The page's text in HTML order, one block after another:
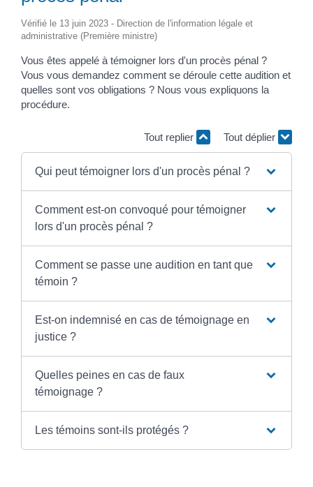
Vérifié le 13 juin 2023 - Direction de l'information légale et
administrative (Première ministre)
Vous êtes appelé à témoigner lors d'un procès pénal ?
Vous vous demandez comment se déroule cette audition et
quelles sont vos obligations ? Nous vous expliquons la
procédure.
Tout replier Tout déplier
Qui peut témoigner lors d'un procès pénal ?
Comment est-on convoqué pour témoigner
lors d'un procès pénal ?
Comment se passe une audition en tant que
témoin ?
Est-on indemnisé en cas de témoignage en
justice ?
Quelles peines en cas de faux
témoignage ?
Les témoins sont-ils protégés ?